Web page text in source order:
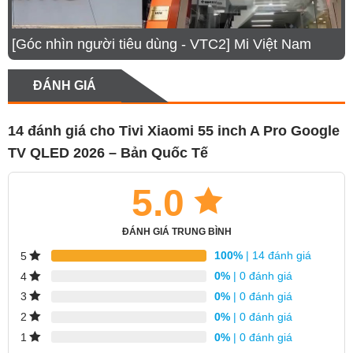
đồ đạo diễn
Độ phân giải 4K Ultra HD – Hiển thị sắc nét đến
từng chi tiết
Nâng tầm độ tương phản và chiều sâu hình ảnh
với HDR Enhance
Hình ảnh siêu mượt, phản hồi cực nhanh với
tần số quét 120Hz
Công nghệ MEMC cho chuyển động mượt mà,
Bảo vệ mắt với công nghệ giảm ánh sáng xanh
và DC Dimming
Hệ thống âm thanh chuyên nghiệp, tuỳ chỉnh
thông minh
Kho giải trí cá nhân hoá dành riêng cho bạn với
Truyền tải nội dung từ điện thoại lên TV dễ dàng
[Góc nhìn người tiêu dùng - VTC2] Mi Việt Nam
ĐÁNH GIÁ
14 đánh giá cho Tivi Xiaomi 55 inch A Pro Google
TV QLED 2026 – Bản Quốc Tế
5.0
ĐÁNH GIÁ TRUNG BÌNH
5 100% | 14 đánh giá
4
0% | 0 đánh giá
3
0% | 0 đánh giá
2
0% | 0 đánh giá
1
0% | 0 đánh giá